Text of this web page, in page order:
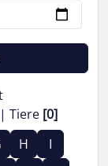
Tiere [0]
H
I